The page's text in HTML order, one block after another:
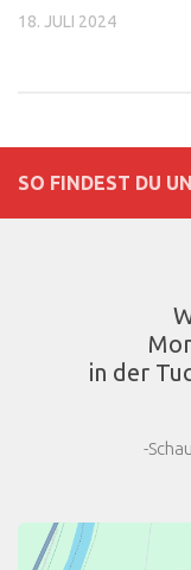
18. JULI 2024
SO FINDEST DU
in der
-